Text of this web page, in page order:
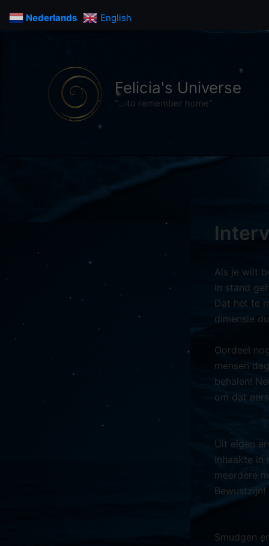
naar
Felicia's Universe
"... to remember home"
Als je wilt
in stand
Dat het te
dimensie
Oordeel
mensen
behalen!
om dat
Uit eigen
inhaakte in
meerdere
Bewustzijn!
Smudgen
Nederlands English